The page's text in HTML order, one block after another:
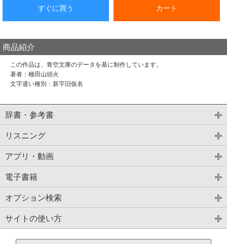
すぐに買う カート
商品紹介
この作品は、青空文庫のデータを基に制作しています。
著者：種田山頭火
文字遣い種別：新字旧仮名
辞書・参考書
リスニング
アプリ・動画
電子書籍
オプション検索
サイトの使い方